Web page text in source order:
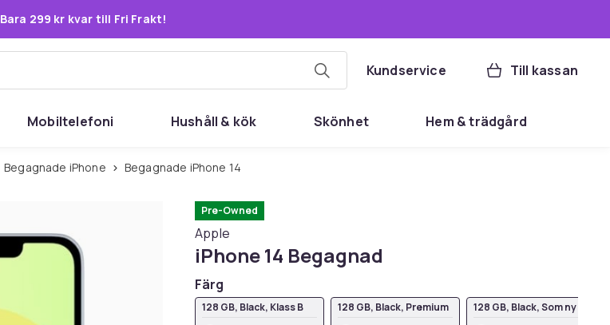
Bara 299 kr kvar till Fri Frakt!
Kundservice Till kassan
Mobiltelefoni Hushåll & kök Skönhet Hem & trädgård
Begagnade iPhone Begagnade iPhone 14
Pre-Owned
Apple
iPhone 14 Begagnad
Färg
128 GB, Black, Klass B
128 GB, Black, Premium
128 GB, Black, Som ny